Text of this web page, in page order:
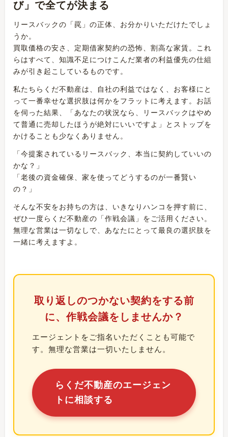
び」で全てが決まる
リースバックの「罠」の正体、お分かりいただけたでしょ
うか。
買取価格の安さ、定期借家契約の恐怖、割高な家賃。これ
らはすべて、知識不足につけこんだ業者の利益優先の仕組
みが引き起こしているものです。
私たちらくだ不動産は、自社の利益ではなく、お客様にと
って一番幸せな選択肢は何かをフラットに考えます。お話
を伺った結果、「あなたの状況なら、リースバックはやめ
て普通に売却したほうが絶対にいいですよ」とストップを
かけることも少なくありません。
「今提案されているリースバック、本当に契約していいの
かな？」
「老後の資金確保、家を使ってどうするのが一番賢い
の？」
そんな不安をお持ちの方は、いきなりハンコを押す前に、
ぜひ一度らくだ不動産の「作戦会議」をご活用ください。
無理な営業は一切なしで、あなたにとって最良の選択肢を
一緒に考えますよ。
取り返しのつかない契約をする前
に、作戦会議をしませんか？
エージェントをご指名いただくことも可能で
す。無理な営業は一切いたしません。
らくだ不動産のエージェン
トに相談する